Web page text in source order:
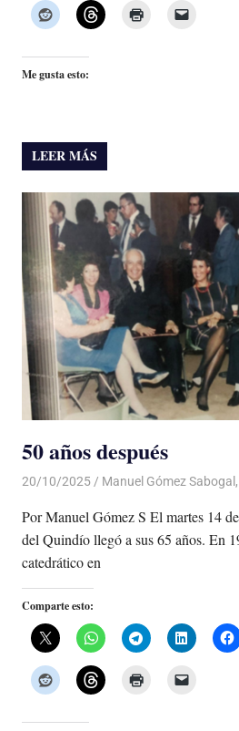
Me gusta esto:
LEER MÁS
50 años después
20/10/2025 De todo un Poco
Manuel Gómez Sabogal ,
Por Manuel Gómez S El martes 14
del Quindío llegó a sus 65 años. En
catedrático en
Comparte esto: